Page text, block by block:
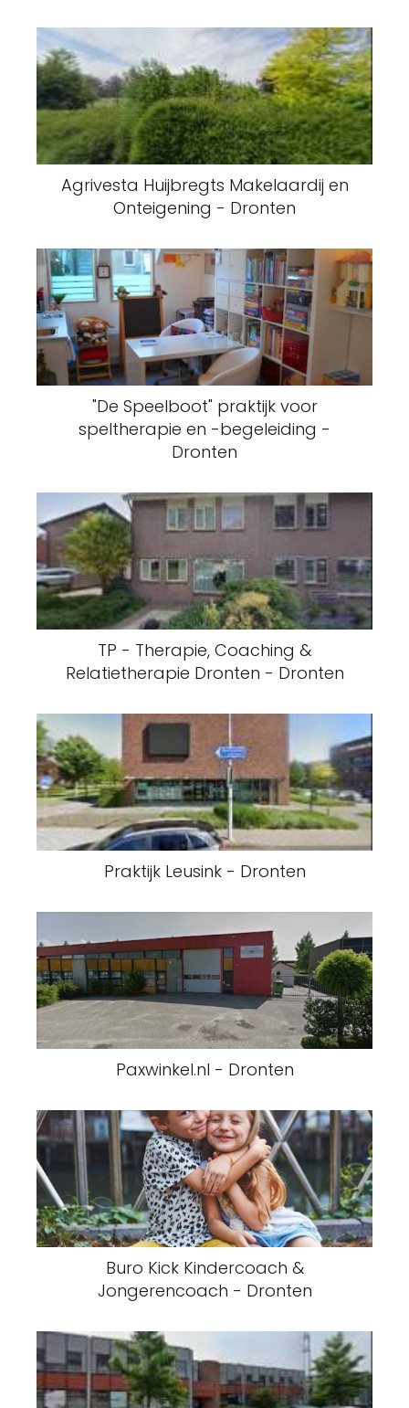
Agrivesta Huijbregts Makelaardij en
Onteigening - Dronten
"De Speelboot" praktijk voor
speltherapie en -begeleiding -
Dronten
TP - Therapie, Coaching &
Relatietherapie Dronten - Dronten
Praktijk Leusink - Dronten
Paxwinkel.nl - Dronten
Buro Kick Kindercoach &
Jongerencoach - Dronten